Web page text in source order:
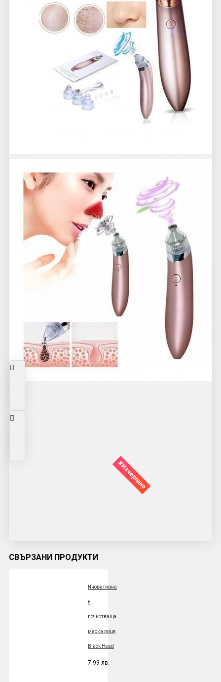
✘Изчерпано
СВЪРЗАНИ ПРОДУКТИ
Иновативна
и
почистваща
маска лице
Black Head
7.99 лв.